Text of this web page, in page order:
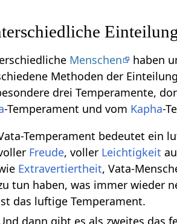
Menschen
haben
Methoden der
drei Temperamente,
-Temperament und vom Kapha-
Temperament bedeutet ein
Freude, voller Leichtigkeit
Extravertiertheit, Vata-
tun haben, was immer wieder
das luftige Temperament.
dann gibt es als zweites das